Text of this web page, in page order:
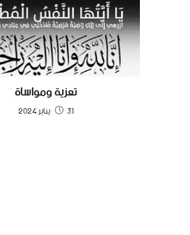
تعزية ومواساة
31 يناير 2024